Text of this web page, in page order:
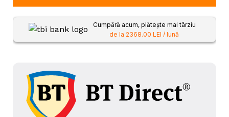
Cumpără acum, plătește mai târziu
de la 2368.00 LEI / lună